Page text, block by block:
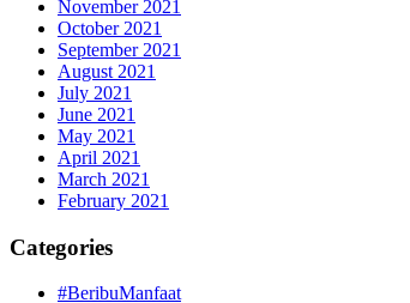
November 2021
October 2021
September 2021
August 2021
July 2021
June 2021
May 2021
April 2021
March 2021
February 2021
Categories
#BeribuManfaat